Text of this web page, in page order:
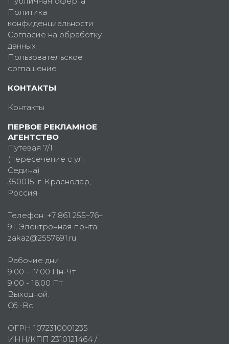
Политика
конфиденциальности
Согласие на обработку
данных
Пользовательское
соглашение
КОНТАКТЫ
Контакты
ПЕРВОЕ РЕКЛАМНОЕ
АГЕНТСТВО
Путевая 7/1
(пересечение с ул.
Седина)
350015, г. Краснодар,
Россия
Телефон: +7 861 255–76–
91, Электронная почта:
zakaz@2557691.ru
Рабочие дни:
9:00 - 17:00 Пн-Чт
9:00 - 16:00 Пт
Выходной:
Сб.-Вс.
ОГРН 1072310001235
ИНН/КПП 2310121464 /